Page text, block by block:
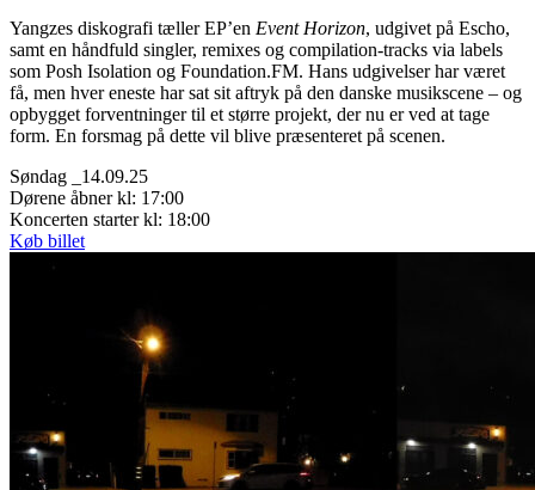
Yangzes diskografi tæller EP’en Event Horizon, udgivet på Escho,
samt en håndfuld singler, remixes og compilation-tracks via labels
som Posh Isolation og Foundation.FM. Hans udgivelser har været
få, men hver eneste har sat sit aftryk på den danske musikscene – og
opbygget forventninger til et større projekt, der nu er ved at tage
form. En forsmag på dette vil blive præsenteret på scenen.
Søndag _14.09.25
Dørene åbner kl: 17:00
Koncerten starter kl: 18:00
Køb billet